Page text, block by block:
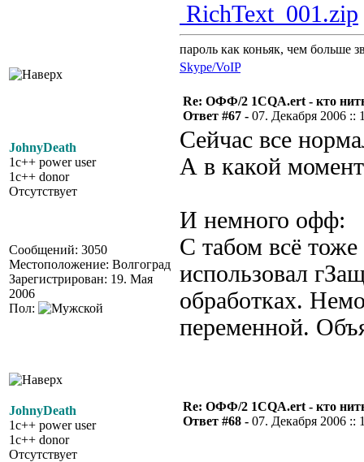
RichText_001.zip
пароль как коньяк, чем больше
Skype/VoIP
JohnyDeath
1c++ power user
1c++ donor
Отсутствует
Сообщений: 3050
Местоположение: Волгоград
Зарегистрирован: 19. Мая
2006
Пол:
Re: ОФФ/2 1CQA.ert - кто
Ответ #67 - 07. Декабря 2006 ::
Сейчас все
А в какой
И немного офф:
С табом всё
использовал
обработках.
переменной.
JohnyDeath
1c++ power user
1c++ donor
Отсутствует
Re: ОФФ/2 1CQA.ert - кто
Ответ #68 - 07. Декабря 2006 ::